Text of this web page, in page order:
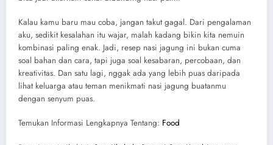
Kalau kamu baru mau coba, jangan takut gagal. Dari pengalaman
aku, sedikit kesalahan itu wajar, malah kadang bikin kita nemuin
kombinasi paling enak. Jadi, resep nasi jagung ini bukan cuma
soal bahan dan cara, tapi juga soal kesabaran, percobaan, dan
kreativitas. Dan satu lagi, nggak ada yang lebih puas daripada
lihat keluarga atau teman menikmati nasi jagung buatanmu
dengan senyum puas.
Temukan Informasi Lengkapnya Tentang: Food